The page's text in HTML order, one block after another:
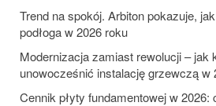
Trend na spokój. Arbiton pokazuje,
podłoga w 2026 roku
Modernizacja zamiast rewolucji – jak
unowocześnić instalację grzewczą w
Cennik płyty fundamentowej w 2026: